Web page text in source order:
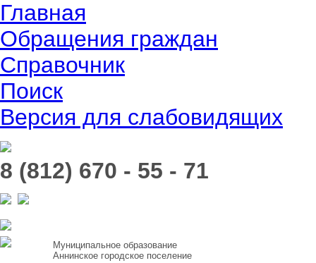
Главная
Обращения граждан
Справочник
Поиск
Версия для слабовидящих
8 (812) 670 - 55 - 71
Муниципальное образование
Аннинское городское поселение